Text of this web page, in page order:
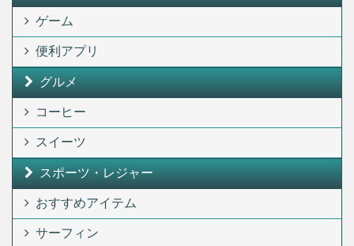
ゲーム
便利アプリ
グルメ
コーヒー
スイーツ
スポーツ・レジャー
おすすめアイテム
サーフィン